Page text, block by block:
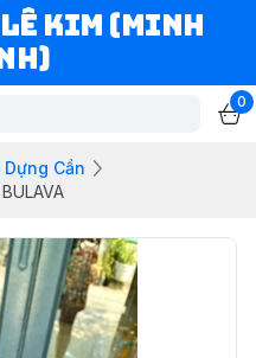
KIM (MINH
0
Dựng Cần